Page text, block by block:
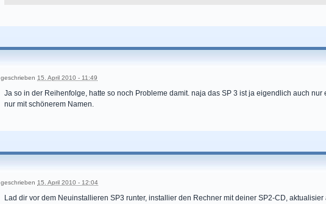
geschrieben 15. April 2010 - 11:49
Ja so in der Reihenfolge, hatte so noch Probleme damit. naja das SP 3 ist ja eigendlich auch nur
nur mit schönerem Namen.
geschrieben 15. April 2010 - 12:04
Lad dir vor dem Neuinstallieren SP3 runter, installier den Rechner mit deiner SP2-CD,